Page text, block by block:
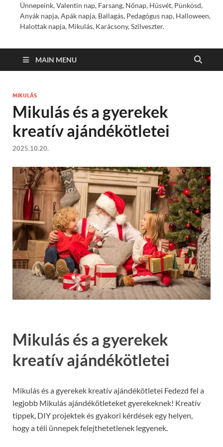
Ünnepeink, Valentin nap, Farsang, Nőnap, Húsvét, Pünkösd,
Anyák napja, Apák napja, Ballagás, Pedagógus nap, Halloween,
Halottak napja, Mikulás, Karácsony, Szilveszter.
MAIN MENU
MIKULÁS
Mikulás és a gyerekek
kreatív ajándékötletei
2025.10.20.
Mikulás és a gyerekek
kreatív ajándékötletei
Mikulás és a gyerekek kreatív ajándékötletei Fedezd fel a
legjobb Mikulás ajándékötleteket gyerekeknek! Kreatív
tippek, DIY projektek és gyakori kérdések egy helyen,
hogy a téli ünnepek felejthetetlenek legyenek.